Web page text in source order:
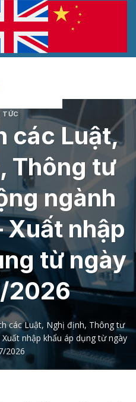
TỨC
các Luật,
Thông tư
ngành
nhập
từ ngày
2026
các Luật, Nghị định, Thông tư
nhập khẩu áp dụng từ ngày
2026